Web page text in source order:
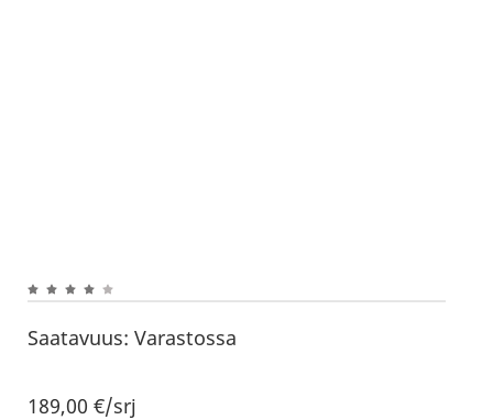
Saatavuus: Varastossa
189,00€/srj